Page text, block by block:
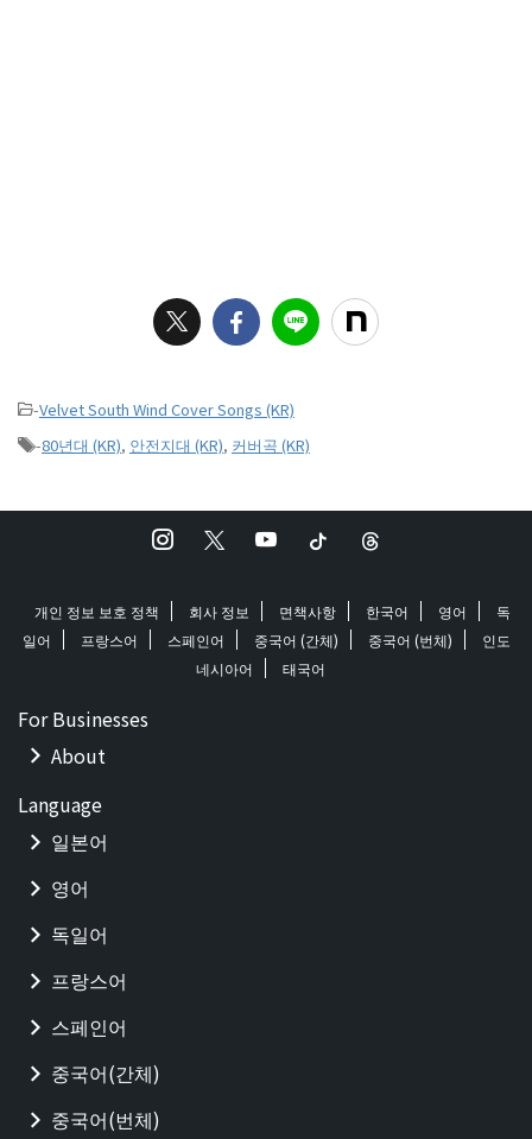
-Velvet South Wind Cover Songs (KR)
-80년대 (KR), 안전지대 (KR), 커버곡 (KR)
개인 정보 보호 정책 회사 정보 면책사항 한국어 영어
독
일어
프랑스어 스페인어 중국어 (간체) 중국어 (번체)
인도
네시아어
태국어
For Businesses
About
Language
일본어
영어
독일어
프랑스어
스페인어
중국어(간체)
중국어(번체)